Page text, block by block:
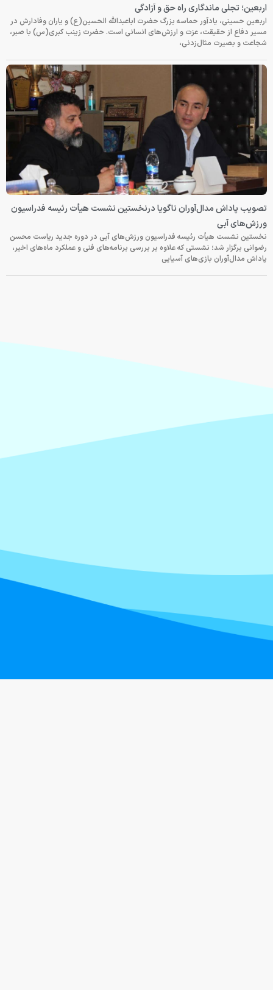
اربعین؛ تجلی ماندگاری راه حق و آزادگی
اربعین حسینی، یادآور حماسه بزرگ حضرت اباعبدالله الحسین(ع) و یاران وفادارش در
مسیر دفاع از حقیقت، عزت و ارزش‌های انسانی است. حضرت زینب کبری(س) با صبر،
شجاعت و بصیرت مثال‌زدنی،
تصویب پاداش مدال‌آوران ناگویا درنخستین نشست هیأت رئیسه فدراسیون
ورزش‌های آبی
نخستین نشست هیأت رئیسه فدراسیون ورزش‌های آبی در دوره جدید ریاست محسن
رضوانی برگزار شد؛ نشستی که علاوه بر بررسی برنامه‌های فنی و عملکرد ماه‌های اخیر،
پاداش مدال‌آوران بازی‌های آسیایی